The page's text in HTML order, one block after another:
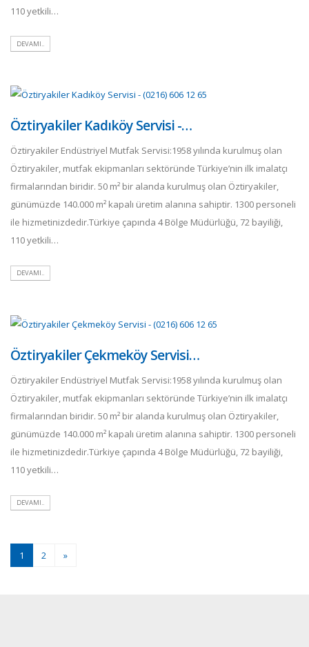
110 yetkili…
DEVAMI..
Öztiryakiler Kadıköy Servisi -…
Öztiryakiler Endüstriyel Mutfak Servisi:1958 yılında kurulmuş olan
Öztiryakiler, mutfak ekipmanları sektöründe Türkiye’nin ilk imalatçı
firmalarından biridir. 50 m² bir alanda kurulmuş olan Öztiryakiler,
günümüzde 140.000 m² kapalı üretim alanına sahiptir. 1300 personeli
ile hizmetinizdedir.Türkiye çapında 4 Bölge Müdürlüğü, 72 bayiliği,
110 yetkili…
DEVAMI..
Öztiryakiler Çekmeköy Servisi…
Öztiryakiler Endüstriyel Mutfak Servisi:1958 yılında kurulmuş olan
Öztiryakiler, mutfak ekipmanları sektöründe Türkiye’nin ilk imalatçı
firmalarından biridir. 50 m² bir alanda kurulmuş olan Öztiryakiler,
günümüzde 140.000 m² kapalı üretim alanına sahiptir. 1300 personeli
ile hizmetinizdedir.Türkiye çapında 4 Bölge Müdürlüğü, 72 bayiliği,
110 yetkili…
DEVAMI..
1
2 »